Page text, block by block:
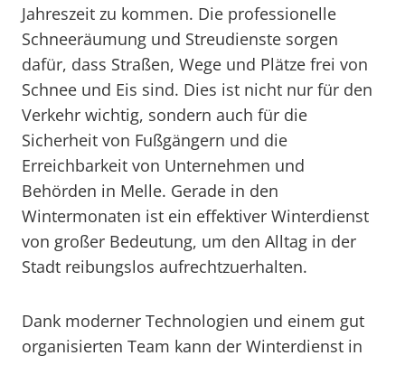
Jahreszeit zu kommen. Die professionelle
Schneeräumung und Streudienste sorgen
dafür, dass Straßen, Wege und Plätze frei von
Schnee und Eis sind. Dies ist nicht nur für den
Verkehr wichtig, sondern auch für die
Sicherheit von Fußgängern und die
Erreichbarkeit von Unternehmen und
Behörden in Melle. Gerade in den
Wintermonaten ist ein effektiver Winterdienst
von großer Bedeutung, um den Alltag in der
Stadt reibungslos aufrechtzuerhalten.
Dank moderner Technologien und einem gut
organisierten Team kann der Winterdienst in